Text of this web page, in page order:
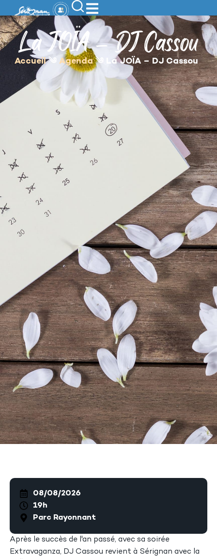
principal
La JOÏA – DJ Cassou
Accueil༄ Agenda༄ La JOÏA – DJ Cassou
08/08/2026
19h
Parc Rayonnant
Après le succès de l'an passé, avec sa soirée
Extravaganza, DJ Cassou revient à Sérignan avec la